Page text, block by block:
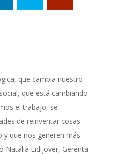
que cambia nuestro
que está cambiando
el trabajo, se
de reinventar cosas
y que nos generen más
Natalia Lidijover, Gerenta